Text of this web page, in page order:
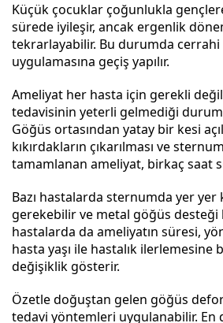
Küçük çocuklar çoğunlukla
sürede iyileşir, ancak ergenlik
tekrarlayabilir. Bu durumda
uygulamasına geçiş yapılır.
Ameliyat her hasta için gerekli
tedavisinin yeterli gelmediği
Göğüs ortasından yatay bir kesi
kıkırdakların çıkarılması ve
tamamlanan ameliyat, birkaç saat
Bazı hastalarda sternumda yer yer
gerekebilir ve metal göğüs desteği
hastalarda da ameliyatın süresi,
hasta yaşı ile hastalık ilerlemesine
değişiklik gösterir.
Özetle doğuştan gelen göğüs
tedavi yöntemleri uygulanabilir. En